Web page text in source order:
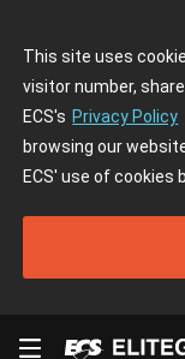
This site uses
visitor number,
ECS's Privacy Policy
browsing our
ECS' use of cookies